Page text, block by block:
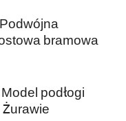
bramowa
podłogi